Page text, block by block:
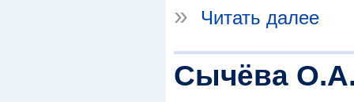
»
Читать далее
Сычёва